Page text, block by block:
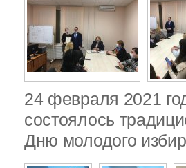
24 февраля 2021
состоялось
Дню молодого